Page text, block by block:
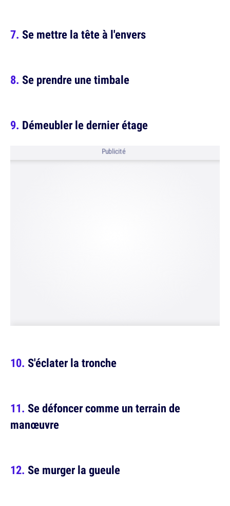
Se mettre la tête à l'envers
Se prendre une timbale
Démeubler le dernier étage
Publicité
S'éclater la tronche
Se défoncer comme un terrain de
manœuvre
Se murger la gueule